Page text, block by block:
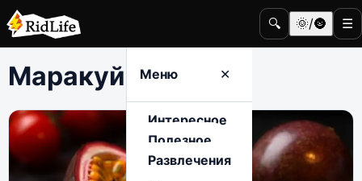
🔍 🌞/🌚 ☰
Меню ✕
Интересное
Полезное
Развлечения
Маракуйя